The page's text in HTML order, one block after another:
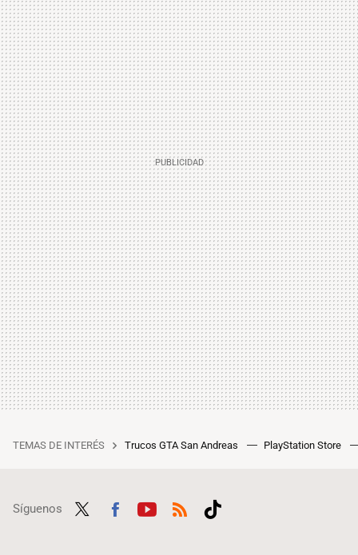
TEMAS DE INTERÉS Trucos GTA San Andreas PlayStation Store
Síguenos